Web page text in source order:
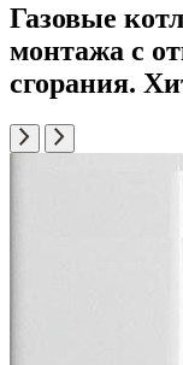
Газовые
монтажа с
сгорания.